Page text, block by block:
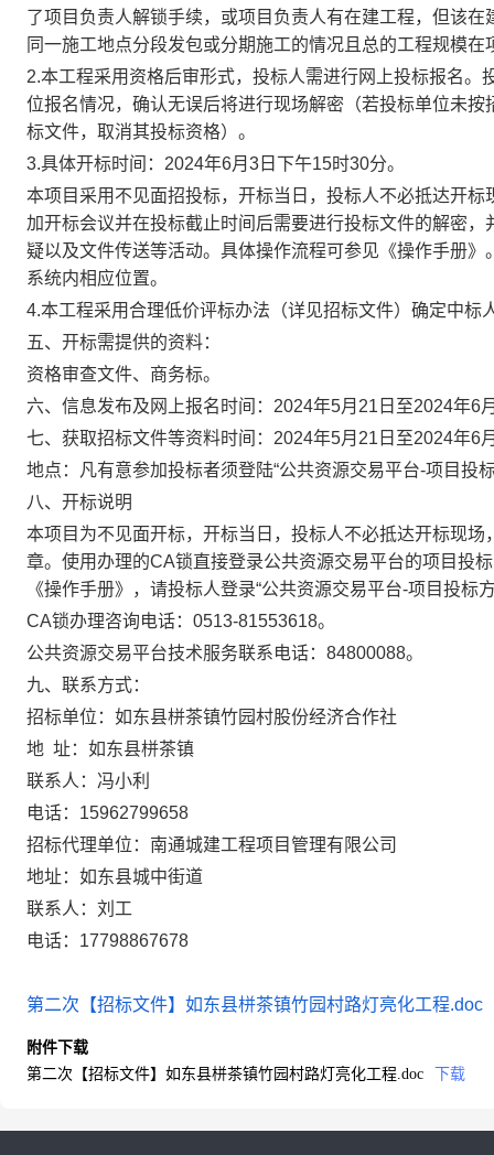
了项目负责人解锁手续，或项目负责人有在建工程，但该
同一施工地点分段发包或分期施工的情况且总的工程规模
2.本工程采用资格后审形式，投标人需进行网上投标报名
位报名情况，确认无误后将进行现场解密（若投标单位未
标文件，取消其投标资格）。
3.具体开标时间： 2024年6月 3 日下午15时30分。
本项目采用不见面招投标，开标当日，投标人不必抵达开标
加开标会议并在投标截止时间后需要进行投标文件的解密
疑以及文件传送等活动。具体操作流程可参见《操作手册
系统内相应位置。
4.本工程采用合理低价评标办法（详见招标文件）确定中标
五、开标需提供的资料：
资格审查文件、商务标。
六、信息发布及网上报名时间： 2024年5月 21 日至2024年6
七、获取招标文件等资料时间： 2024年5月 21 日至2024年6
地点：凡有意参加投标者须登陆“公共资源交易平台-项目投
八、开标说明
本项目为不见面开标，开标当日，投标人不必抵达开标现
章。使用办理的CA锁直接登录公共资源交易平台的项目投
《操作手册》，请投标人登录“公共资源交易平台-项目投标
CA锁办理咨询电话： 0513-81553618。
公共资源交易平台技术服务联系电话： 84800088。
九、联系方式：
招标单位：如东县栟茶镇竹园村股份经济合作社
地 址：如东县栟茶镇
联系人：冯小利
电话： 15962799658
招标代理单位：南通城建工程项目管理有限公司
地址：如东县城中街道
联系人：刘工
电话： 17798867678
第二次【招标文件】如东县栟茶镇竹园村路灯亮化工程.doc
附件下载
第二次【招标文件】如东县栟茶镇竹园村路灯亮化工程.doc
下载